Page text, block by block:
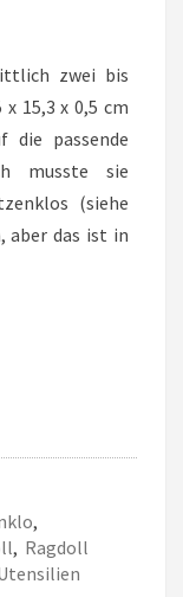
zwei bis
15,3 x 0,5 cm
die passende
musste sie
(siehe
aber das ist in
,
, Ragdoll